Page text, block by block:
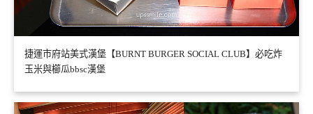
捷運市府站美式漢堡【BURNT BURGER SOCIAL CLUB】必吃炸
玉米與櫛瓜bbsc漢堡